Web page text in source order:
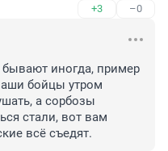
+3 –0
бывают иногда, пример
бойцы утром
а сорбозы
стали, вот вам
всё съедят.